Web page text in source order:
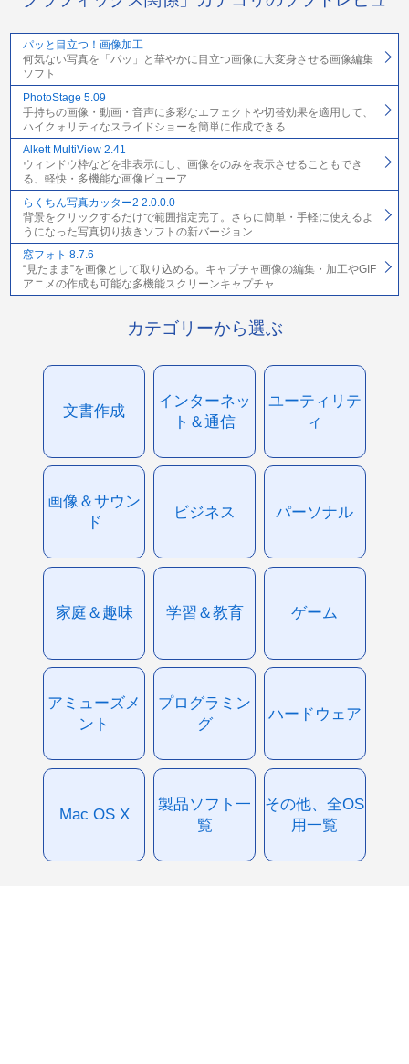
パッと目立つ！画像加工
何気ない写真を「パッ」と華やかに目立つ画像に大変身させる画像編集
ソフト
PhotoStage 5.09
手持ちの画像・動画・音声に多彩なエフェクトや切替効果を適用して、
ハイクォリティなスライドショーを簡単に作成できる
Alkett MultiView 2.41
ウィンドウ枠などを非表示にし、画像をのみを表示させることもでき
る、軽快・多機能な画像ビューア
らくちん写真カッター2 2.0.0.0
背景をクリックするだけで範囲指定完了。さらに簡単・手軽に使えるよ
うになった写真切り抜きソフトの新バージョン
窓フォト 8.7.6
“見たまま”を画像として取り込める。キャプチャ画像の編集・加工やGIF
アニメの作成も可能な多機能スクリーンキャプチャ
カテゴリーから選ぶ
文書作成
インターネッ
ト＆通信
ユーティリテ
ィ
画像＆サウン
ド
ビジネス パーソナル
家庭＆趣味 学習＆教育 ゲーム
アミューズメ
ント
プログラミン
グ
ハードウェア
Mac OS X
製品ソフト一
覧
その他、全OS
用一覧